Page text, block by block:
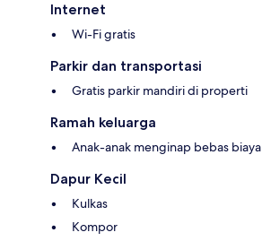
Internet
Wi-Fi gratis
Parkir dan transportasi
Gratis parkir mandiri di properti
Ramah keluarga
Anak-anak menginap bebas biaya
Dapur Kecil
Kulkas
Kompor